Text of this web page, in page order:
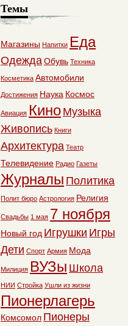
Темы
Магазины Напитки Еда
ОдеждаОбувь Техника
Косметика Автомобили
Достижения Наука Космос
Авиация Кино Музыка
Живопись Книги
Архитектура Театр
Телевидение Радио Газеты
Журналы Политика
Полит бюро Астрология Религия
Свадьбы 1 мая 7 ноября
Новый год Игрушки Игры
Дети Спорт Армия Мода
Милиция ВУЗы Школа
НИИ Стройка Ушли из жизни
Пионерлагерь
Комсомол Пионеры